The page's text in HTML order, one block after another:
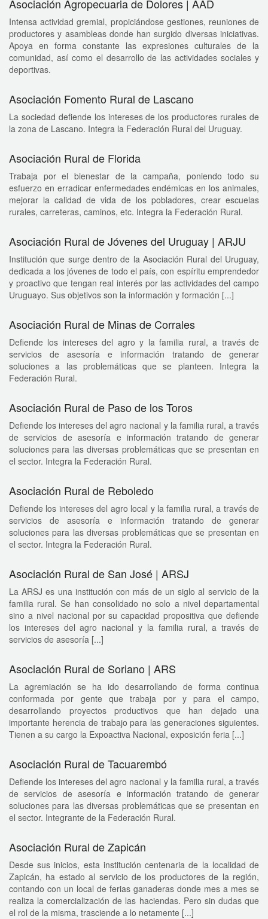
Asociación Agropecuaria de Dolores | AAD
Intensa actividad gremial, propiciándose gestiones, reuniones de
productores y asambleas donde han surgido diversas iniciativas.
Apoya en forma constante las expresiones culturales de la
comunidad, así como el desarrollo de las actividades sociales y
deportivas.
Asociación Fomento Rural de Lascano
La sociedad defiende los intereses de los productores rurales de
la zona de Lascano. Integra la Federación Rural del Uruguay.
Asociación Rural de Florida
Trabaja por el bienestar de la campaña, poniendo todo su
esfuerzo en erradicar enfermedades endémicas en los animales,
mejorar la calidad de vida de los pobladores, crear escuelas
rurales, carreteras, caminos, etc. Integra la Federación Rural.
Asociación Rural de Jóvenes del Uruguay | ARJU
Institución que surge dentro de la Asociación Rural del Uruguay,
dedicada a los jóvenes de todo el país, con espíritu emprendedor
y proactivo que tengan real interés por las actividades del campo
Uruguayo. Sus objetivos son la información y formación [...]
Asociación Rural de Minas de Corrales
Defiende los intereses del agro y la familia rural, a través de
servicios de asesoría e información tratando de generar
soluciones a las problemáticas que se planteen. Integra la
Federación Rural.
Asociación Rural de Paso de los Toros
Defiende los intereses del agro nacional y la familia rural, a través
de servicios de asesoría e información tratando de generar
soluciones para las diversas problemáticas que se presentan en
el sector. Integra la Federación Rural.
Asociación Rural de Reboledo
Defiende los intereses del agro local y la familia rural, a través de
servicios de asesoría e información tratando de generar
soluciones para las diversas problemáticas que se presentan en
el sector. Integra la Federación Rural.
Asociación Rural de San José | ARSJ
La ARSJ es una institución con más de un siglo al servicio de la
familia rural. Se han consolidado no solo a nivel departamental
sino a nivel nacional por su capacidad propositiva que defiende
los intereses del agro nacional y la familia rural, a través de
servicios de asesoría [...]
Asociación Rural de Soriano | ARS
La agremiación se ha ido desarrollando de forma continua
conformada por gente que trabaja por y para el campo,
desarrollando proyectos productivos que han dejado una
importante herencia de trabajo para las generaciones siguientes.
Tienen a su cargo la Expoactiva Nacional, exposición feria [...]
Asociación Rural de Tacuarembó
Defiende los intereses del agro nacional y la familia rural, a través
de servicios de asesoría e información tratando de generar
soluciones para las diversas problemáticas que se presentan en
el sector. Integrante de la Federación Rural.
Asociación Rural de Zapicán
Desde sus inicios, esta institución centenaria de la localidad de
Zapicán, ha estado al servicio de los productores de la región,
contando con un local de ferias ganaderas donde mes a mes se
realiza la comercialización de las haciendas. Pero sin dudas que
el rol de la misma, trasciende a lo netamente [...]